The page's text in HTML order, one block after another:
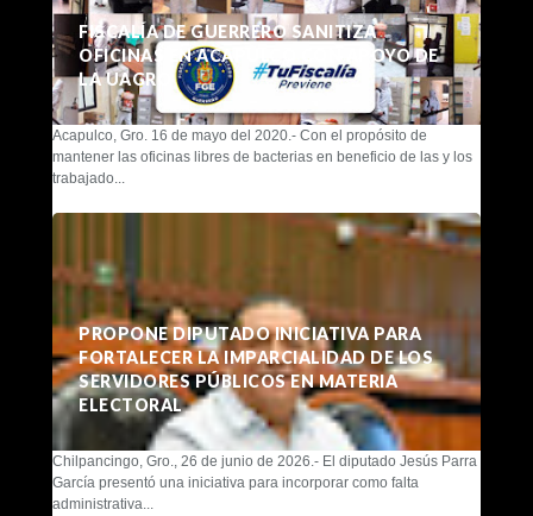
FISCALÍA DE GUERRERO SANITIZA
OFICINAS EN ACAPULCO CON APOYO DE
LA UAGRO
Acapulco, Gro. 16 de mayo del 2020.- Con el propósito de
mantener las oficinas libres de bacterias en beneficio de las y los
trabajado...
PROPONE DIPUTADO INICIATIVA PARA
FORTALECER LA IMPARCIALIDAD DE LOS
SERVIDORES PÚBLICOS EN MATERIA
ELECTORAL
Chilpancingo, Gro., 26 de junio de 2026.- El diputado Jesús Parra
García presentó una iniciativa para incorporar como falta
administrativa...